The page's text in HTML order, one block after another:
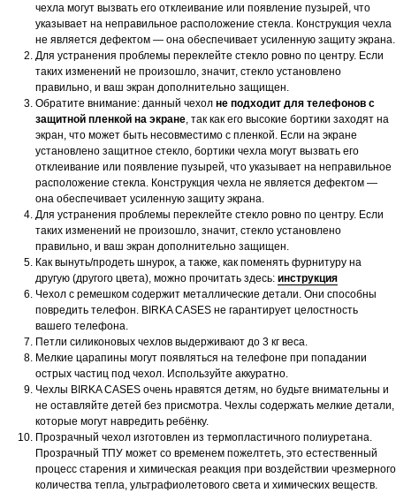
чехла могут вызвать его отклеивание или появление пузырей, что
указывает на неправильное расположение стекла. Конструкция чехла
не является дефектом — она обеспечивает усиленную защиту экрана.
Для устранения проблемы переклейте стекло ровно по центру. Если
таких изменений не произошло, значит, стекло установлено
правильно, и ваш экран дополнительно защищен.
Обратите внимание: данный чехол не подходит для телефонов с
защитной пленкой на экране, так как его высокие бортики заходят на
экран, что может быть несовместимо с пленкой. Если на экране
установлено защитное стекло, бортики чехла могут вызвать его
отклеивание или появление пузырей, что указывает на неправильное
расположение стекла. Конструкция чехла не является дефектом —
она обеспечивает усиленную защиту экрана.
Для устранения проблемы переклейте стекло ровно по центру. Если
таких изменений не произошло, значит, стекло установлено
правильно, и ваш экран дополнительно защищен.
Как вынуть/продеть шнурок, а также, как поменять фурнитуру на
другую (другого цвета), можно прочитать здесь: инструкция
Чехол с ремешком содержит металлические детали. Они способны
повредить телефон. BIRKA CASES не гарантирует целостность
вашего телефона.
Петли силиконовых чехлов выдерживают до 3 кг веса.
Мелкие царапины могут появляться на телефоне при попадании
острых частиц под чехол. Используйте аккуратно.
Чехлы BIRKA CASES очень нравятся детям, но будьте внимательны и
не оставляйте детей без присмотра. Чехлы содержать мелкие детали,
которые могут навредить ребёнку.
Прозрачный чехол изготовлен из термопластичного полиуретана.
Прозрачный ТПУ может со временем пожелтеть, это естественный
процесс старения и химическая реакция при воздействии чрезмерного
количества тепла, ультрафиолетового света и химических веществ.